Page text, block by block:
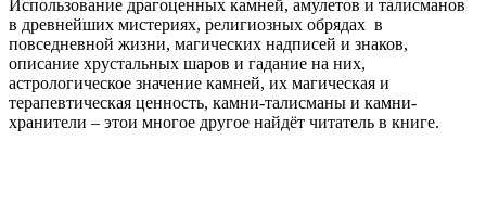
Использование драгоценных камней, амулетов и талисманов
в древнейших мистериях, религиозных обрядах в
повседневной жизни, магических надписей и знаков,
описание хрустальных шаров и гадание на них,
астрологическое значение камней, их магическая и
терапевтическая ценность, камни-талисманы и камни-
хранители – этои многое другое найдёт читатель в книге.